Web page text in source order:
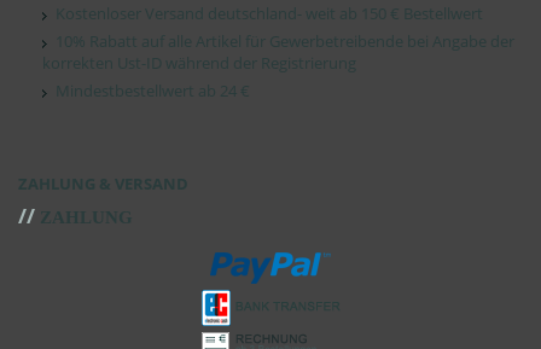
Kostenloser Versand deutschland- weit ab 150 € Bestellwert
10% Rabatt auf alle Artikel für Gewerbetreibende bei Angabe der
korrekten Ust-ID während der Registrierung
Mindestbestellwert ab 24 €
ZAHLUNG & VERSAND
// ZAHLUNG